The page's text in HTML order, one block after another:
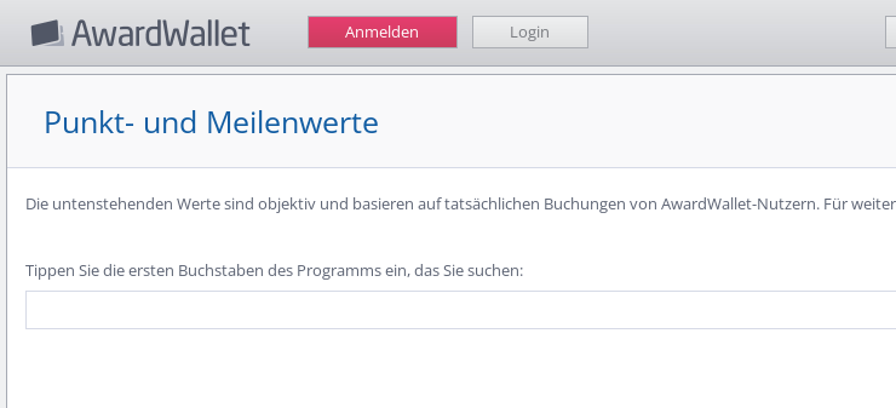
Anmelden Login
Punkt- und Meilenwerte
Die untenstehenden Werte sind objektiv und basieren auf tatsächlichen Buchungen von AwardWallet-Nutzern. Für
Tippen Sie die ersten Buchstaben des Programms ein, das Sie suchen: